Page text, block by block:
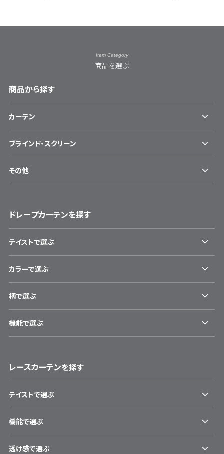
Item Category
商品を選ぶ
商品から探す
カーテン
ブラインド・スクリーン
その他
ドレープカーテンを探す
テイストで選ぶ
カラーで選ぶ
柄で選ぶ
機能で選ぶ
レースカーテンを探す
テイストで選ぶ
機能で選ぶ
透け感で選ぶ